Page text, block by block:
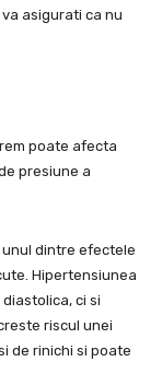
asigurati ca nu
poate afecta
presiune a
dintre efectele
Hipertensiunea
ci si
riscul unei
de rinichi si poate